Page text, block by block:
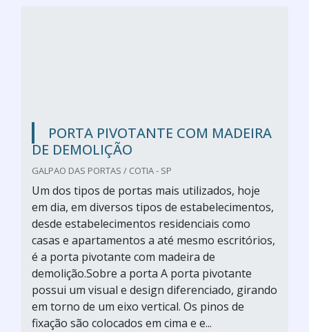
PORTA PIVOTANTE COM MADEIRA
DE DEMOLIÇÃO
GALPAO DAS PORTAS / COTIA - SP
Um dos tipos de portas mais utilizados, hoje
em dia, em diversos tipos de estabelecimentos,
desde estabelecimentos residenciais como
casas e apartamentos a até mesmo escritórios,
é a porta pivotante com madeira de
demolição.Sobre a porta A porta pivotante
possui um visual e design diferenciado, girando
em torno de um eixo vertical. Os pinos de
fixação são colocados em cima e e...